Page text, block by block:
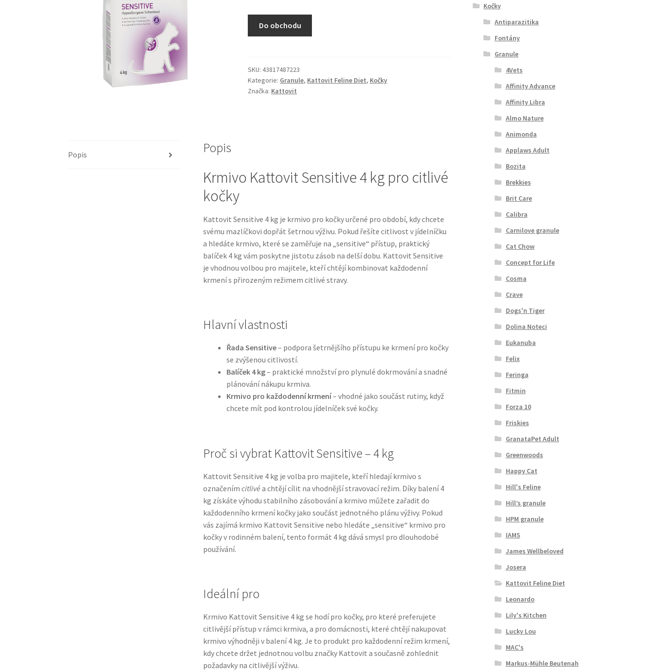
Do obchodu
SKU:43817487223
Kategorie: Granule, Kattovit Feline Diet, Kočky
Značka: Kattovit
Popis Popis
Krmivo Kattovit Sensitive 4 kg pro citlivé
kočky
Kattovit Sensitive 4 kg je krmivo pro kočky určené pro období, kdy chcete
svému mazlíčkovi dopřát šetrnou výživu. Pokud řešíte citlivost v jídelníčku
a hledáte krmivo, které se zaměřuje na „sensitive“ přístup, praktický
balíček 4 kg vám poskytne jistotu zásob na delší dobu. Kattovit Sensitive
je vhodnou volbou pro majitele, kteří chtějí kombinovat každodenní
krmení s přirozeným režimem citlivé stravy.
Hlavní vlastnosti
Řada Sensitive– podpora šetrnějšího přístupu ke krmení pro kočky
se zvýšenou citlivostí.
Balíček 4 kg– praktické množství pro plynulé dokrmování a snadné
plánování nákupu krmiva.
Krmivo pro každodenní krmení– vhodné jako součást rutiny, když
chcete mít pod kontrolou jídelníček své kočky.
Proč si vybrat Kattovit Sensitive – 4 kg
Kattovit Sensitive 4 kg je volba pro majitele, kteří hledají krmivo s
označením citlivéa chtějí cílit na vhodnější stravovací režim. Díky balení 4
kg získáte výhodu stabilního zásobování a krmivo můžete zařadit do
každodenního krmení kočky jako součást jednotného plánu výživy. Pokud
vás zajímá krmivo Kattovit Sensitive nebo hledáte „sensitive“ krmivo pro
kočky v rodinném balení, tento formát 4 kg dává smysl pro dlouhodobé
používání.
Ideální pro
Krmivo Kattovit Sensitive 4 kg se hodí pro kočky, pro které preferujete
citlivější přístup v rámci krmiva, a pro domácnosti, které chtějí nakupovat
krmivo výhodněji v balení 4 kg. Je to produkt pro každodenní režim krmení,
kdy chcete držet jednotnou volbu značky Kattovit a současně zohlednit
požadavky na citlivější výživu.
Kočky
Antiparazitika
Fontány
Granule
4Vets
Affinity Advance
Affinity Libra
Almo Nature
Animonda
Applaws Adult
Bozita
Brekkies
Brit Care
Calibra
Carnilove granule
Cat Chow
Concept for Life
Cosma
Crave
Dogs'n Tiger
Dolina Noteci
Eukanuba
Felix
Feringa
Fitmin
Forza 10
Friskies
GranataPet Adult
Greenwoods
Happy Cat
Hill's Feline
Hill’s granule
HPM granule
IAMS
James Wellbeloved
Josera
Kattovit Feline Diet
Leonardo
Lily's Kitchen
Lucky Lou
MAC's
Markus-Mühle Beutenah